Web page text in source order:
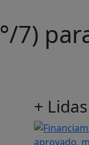
7)
+ Lidas